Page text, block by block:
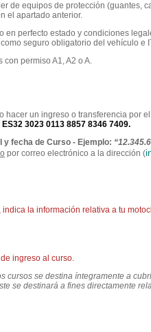
de equipos de protección (guantes,
el apartado anterior.
en perfecto estado y condiciones
seguro obligatorio del vehículo e
permiso A1, A2 o A.
hacer un ingreso o transferencia por
ES32 3023 0113 8857 8346 7409.
y fecha de Curso - Ejemplo:
por correo electrónico a la dirección (
la información relativa a tu
ingreso al curso.
cursos se destina íntegramente a
se destinará a fines directamente